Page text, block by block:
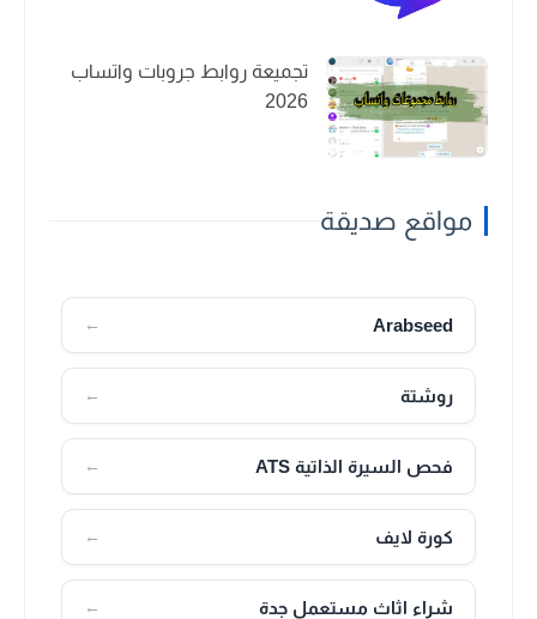
تجميعة روابط جروبات واتساب
2026
مواقع صديقة
Arabseed
←
روشتة ←
فحص السيرة الذاتية ATS ←
كورة لايف ←
شراء اثاث مستعمل جدة ←